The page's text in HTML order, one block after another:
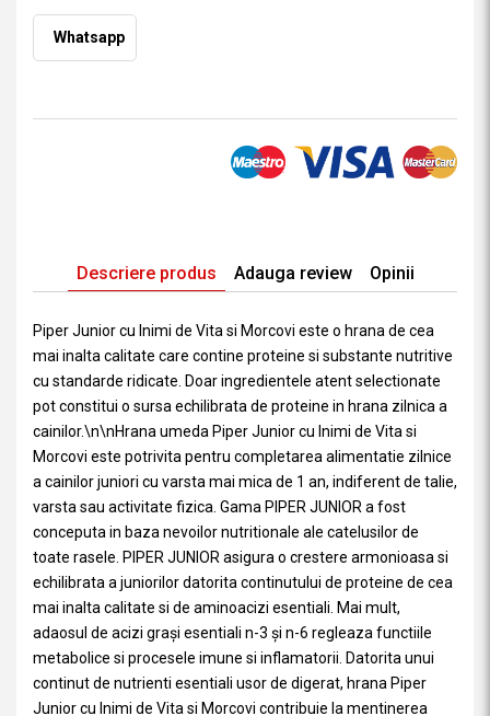
Descriere produs Adauga review Opinii
Piper Junior cu Inimi de Vita si Morcovi este o hrana de cea
mai inalta calitate care contine proteine si substante nutritive
cu standarde ridicate. Doar ingredientele atent selectionate
pot constitui o sursa echilibrata de proteine in hrana zilnica a
cainilor.\n\nHrana umeda Piper Junior cu Inimi de Vita si
Morcovi este potrivita pentru completarea alimentatie zilnice
a cainilor juniori cu varsta mai mica de 1 an, indiferent de talie,
varsta sau activitate fizica. Gama PIPER JUNIOR a fost
conceputa in baza nevoilor nutritionale ale catelusilor de
toate rasele. PIPER JUNIOR asigura o crestere armonioasa si
echilibrata a juniorilor datorita continutului de proteine de cea
mai inalta calitate si de aminoacizi esentiali. Mai mult,
adaosul de acizi grași esentiali n-3 și n-6 regleaza functiile
metabolice si procesele imune si inflamatorii. Datorita unui
continut de nutrienti esentiali usor de digerat, hrana Piper
Junior cu Inimi de Vita si Morcovi contribuie la mentinerea
Whatsapp